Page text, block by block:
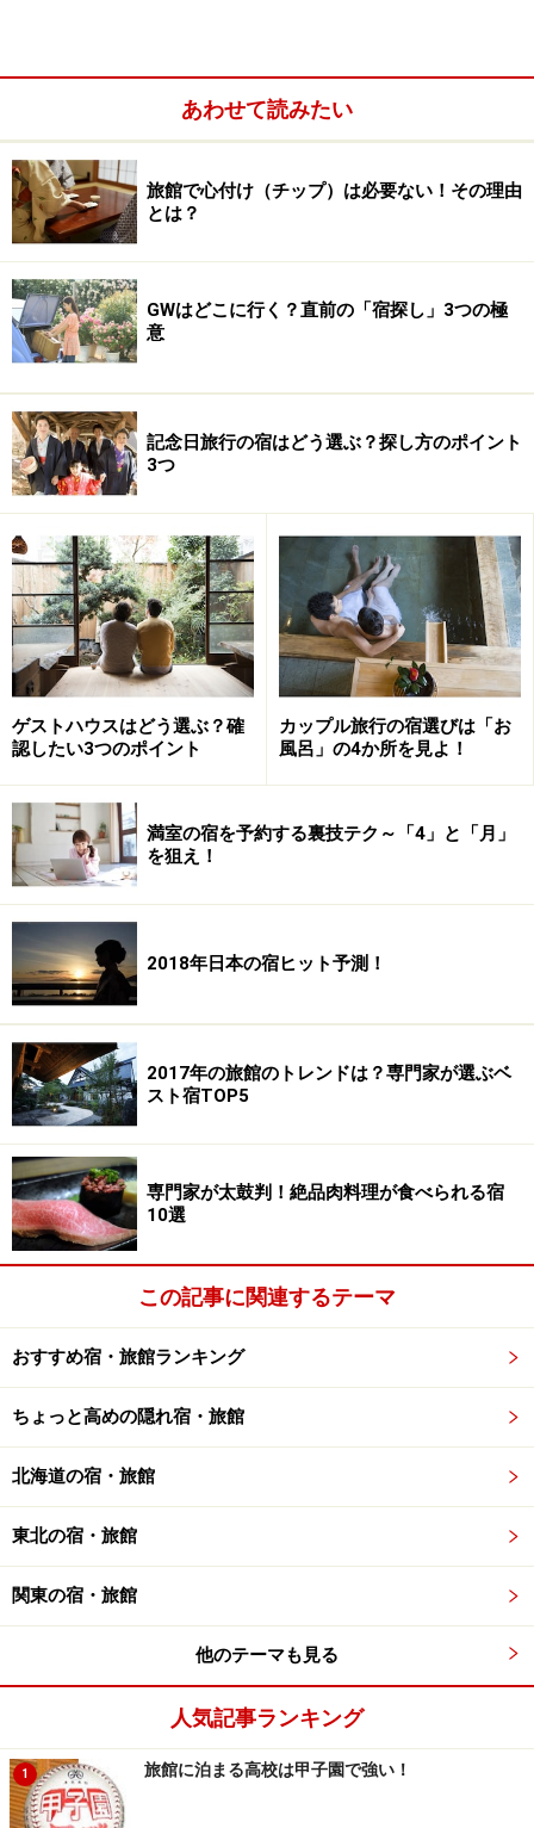
変わらない業界慣習
つある。特に、室料に慣れた外国人から見ると、豪華な
コース料理の付いた1泊2食料金はものすごく高く見え
る。さらに、サービス料や持ち込み料、子供料金、一人
宿泊料金、心付けの要不要など、消費者サイドから見る
と、よくわからない仕組みも多い。
料金制度を改革し、食事をチョイス制等にすれば、連泊
家族旅もしやすくなると思うのだが、宿側からすると、
食事を外されて売上を落とすわけもいかない(返済ができ
改革していくこともできないという事情があり、ナッシ
ュ均衡からなかなか抜け出せないのだ。
星野リゾートや湯快リゾートが伸びる理由
こうしたことから、現在、そうした「しがらみ」に関係
のない外部資本が参入しやすい状況にある。立ちいかな
くなった旅館に資本投下して施設を改修し、中途半端な
オペレーション(教育されていないサービス)があればそ
れを廃し、料金制度を改革しつつチェーン化していけ
ば、新たな市場が拓けることが見えているためだ。星野
リゾートも湯快リゾートもそうやって一気に市場を拡大
した。
「おもてなし」や「和食」がリスペクトされる現代、旅
館ほど体験できる場所はない。まだまだ知られていない
だけで、素晴らしいおもてなしや日本料理を体験できた
り、個性のある旅館はたくさんある。
2013年に1,000万人に達した訪日外国人も、7年後には
も集客が増えるはずの期待される業界で、ナッシュ均衡
ではもったいない！(改革者が誕生すれば、新たなトレン
ドは数年で広がるはず)というのが、旅館業界の現状なの
だ。
それでは、2014年。日本の宿業界には、どんなトレンド
あわせて読みたい
旅館で心付け（チップ）は必要ない！その理由
とは？
GWはどこに行く？直前の「宿探し」3つの極
意
記念日旅行の宿はどう選ぶ？探し方のポイント
3つ
ゲストハウスはどう選ぶ？確
認したい3つのポイント
カップル旅行の宿選びは「お
風呂」の4か所を見よ！
満室の宿を予約する裏技テク～「4」と「月」
を狙え！
2018年日本の宿ヒット予測！
2017年の旅館のトレンドは？専門家が選ぶベ
スト宿TOP5
専門家が太鼓判！絶品肉料理が食べられる宿
10選
この記事に関連するテーマ
おすすめ宿・旅館ランキング
ちょっと高めの隠れ宿・旅館
北海道の宿・旅館
東北の宿・旅館
関東の宿・旅館
他のテーマも見る
人気記事ランキング
1 旅館に泊まる高校は甲子園で強い！